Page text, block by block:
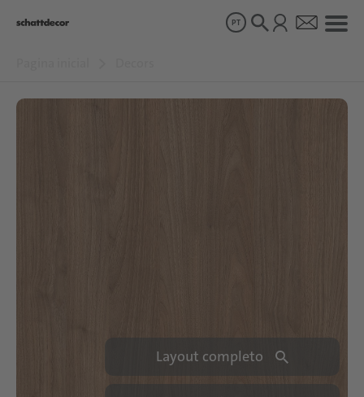
PT
Layout completo